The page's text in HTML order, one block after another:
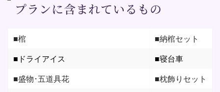
プランに含まれているもの
■棺 ■納棺セット
■ドライアイス ■寝台車
■盛物･五道具花 ■枕飾りセット